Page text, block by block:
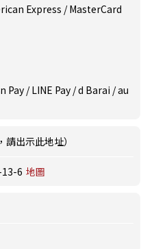
Express / MasterCard
Pay / LINE Pay / d Barai / au
出示此地址）
6 地圖